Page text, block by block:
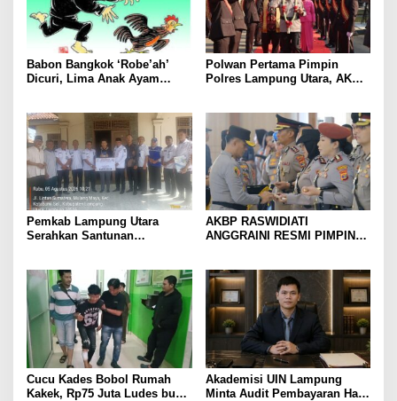
Babon Bangkok ‘Robe’ah’
Dicuri, Lima Anak Ayam
Polwan Pertama Pimpin
Polres Lampung Utara, AKBP
Pemkab Lampung Utara
Serahkan Santunan
AKBP RASWIDIATI
ANGGRAINI RESMI PIMPIN
KAMTIBMAS DAN
PELAYANAN PRESISI
Cucu Kades Bobol Rumah
Kakek, Rp75 Juta Ludes buat
Akademisi UIN Lampung
Minta Audit Pembayaran Hak